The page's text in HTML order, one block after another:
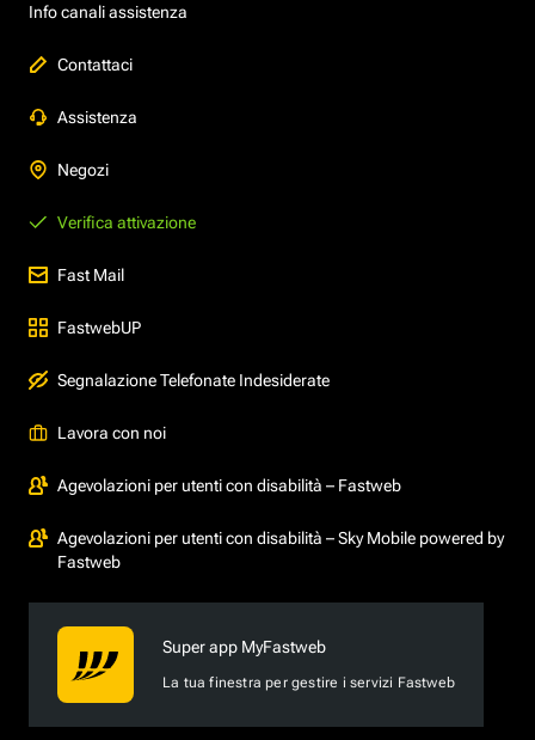
Info canali assistenza
Contattaci
Assistenza
Negozi
Verifica attivazione
Fast Mail
FastwebUP
Segnalazione Telefonate Indesiderate
Lavora con noi
Agevolazioni per utenti con disabilità – Fastweb
Agevolazioni per utenti con disabilità – Sky Mobile powered by
Fastweb
Super app MyFastweb
La tua finestra per gestire i servizi Fastweb